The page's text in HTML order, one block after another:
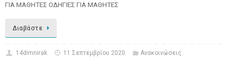
ΓΙΑ ΜΑΘΗΤΕΣ ΟΔΗΓΙΕΣ ΓΙΑ ΜΑΘΗΤΕΣ
Διαβάστε
14dimnirak 11 Σεπτεμβρίου 2020 Ανακοινώσεις